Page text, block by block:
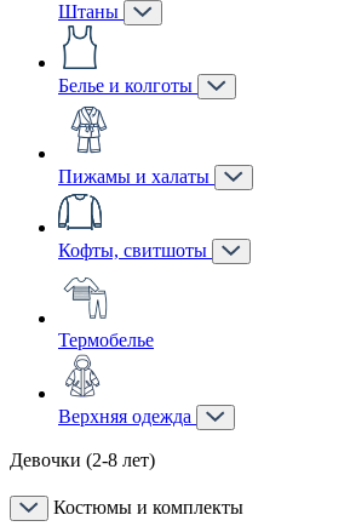
Штаны
Белье и колготы
Пижамы и халаты
Кофты, свитшоты
Термобелье
Верхняя одежда
Девочки (2-8 лет)
Костюмы и комплекты